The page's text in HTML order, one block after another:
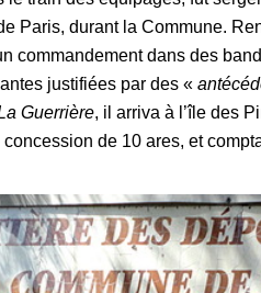
Paris, durant la Commune.
commandement dans des
justifiées par des «
Guerrière, il arriva à l’île des
de 10 ares, et